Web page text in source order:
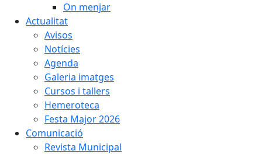
On menjar
Actualitat
Avisos
Notícies
Agenda
Galeria imatges
Cursos i tallers
Hemeroteca
Festa Major 2026
Comunicació
Revista Municipal